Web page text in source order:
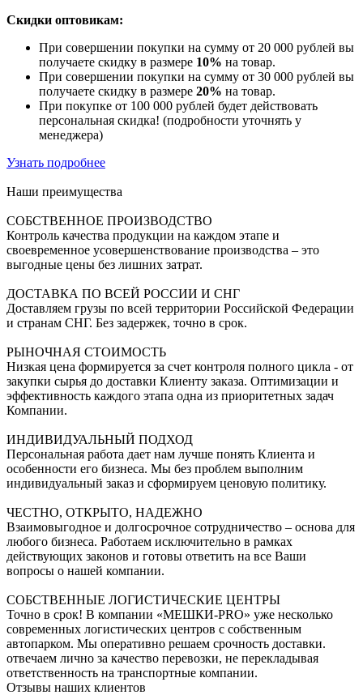
Скидки оптовикам:
При совершении покупки на сумму от 20 000 рублей вы
получаете скидку в размере 10% на товар.
При совершении покупки на сумму от 30 000 рублей вы
получаете скидку в размере 20% на товар.
При покупке от 100 000 рублей будет действовать
персональная скидка! (подробности уточнять у
менеджера)
Узнать подробнее
Наши преимущества
СОБСТВЕННОЕ ПРОИЗВОДСТВО
Контроль качества продукции на каждом этапе и
своевременное усовершенствование производства – это
выгодные цены без лишних затрат.
ДОСТАВКА ПО ВСЕЙ РОССИИ И СНГ
Доставляем грузы по всей территории Российской Федерации
и странам СНГ. Без задержек, точно в срок.
РЫНОЧНАЯ СТОИМОСТЬ
Низкая цена формируется за счет контроля полного цикла - от
закупки сырья до доставки Клиенту заказа. Оптимизации и
эффективность каждого этапа одна из приоритетных задач
Компании.
ИНДИВИДУАЛЬНЫЙ ПОДХОД
Персональная работа дает нам лучше понять Клиента и
особенности его бизнеса. Мы без проблем выполним
индивидуальный заказ и сформируем ценовую политику.
ЧЕСТНО, ОТКРЫТО, НАДЕЖНО
Взаимовыгодное и долгосрочное сотрудничество – основа для
любого бизнеса. Работаем исключительно в рамках
действующих законов и готовы ответить на все Ваши
вопросы о нашей компании.
СОБСТВЕННЫЕ ЛОГИСТИЧЕСКИЕ ЦЕНТРЫ
Точно в срок! В компании «МЕШКИ-PRO» уже несколько
современных логистических центров с собственным
автопарком. Мы оперативно решаем срочность доставки.
отвечаем лично за качество перевозки, не перекладывая
ответственность на транспортные компании.
Отзывы наших клиентов